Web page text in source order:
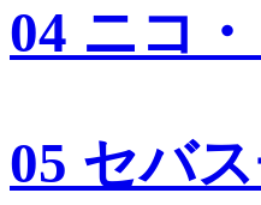
04 ニコ
05 セバ